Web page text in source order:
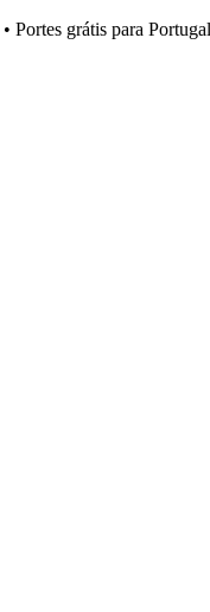
• Portes grátis para